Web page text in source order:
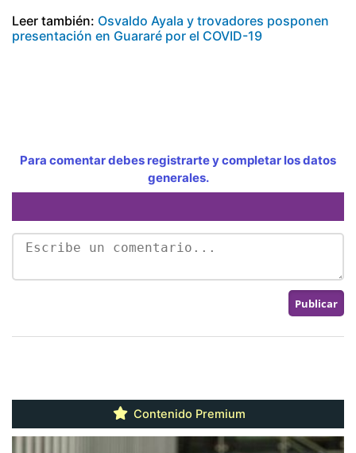
Leer también: Osvaldo Ayala y trovadores posponen
presentación en Guararé por el COVID-19
Para comentar debes registrarte y completar los datos
generales.
Contenido Premium